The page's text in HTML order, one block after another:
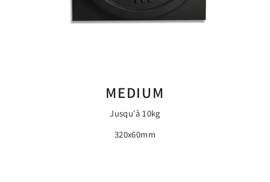
MEDIUM
Jusqu'à 10kg
320x60mm